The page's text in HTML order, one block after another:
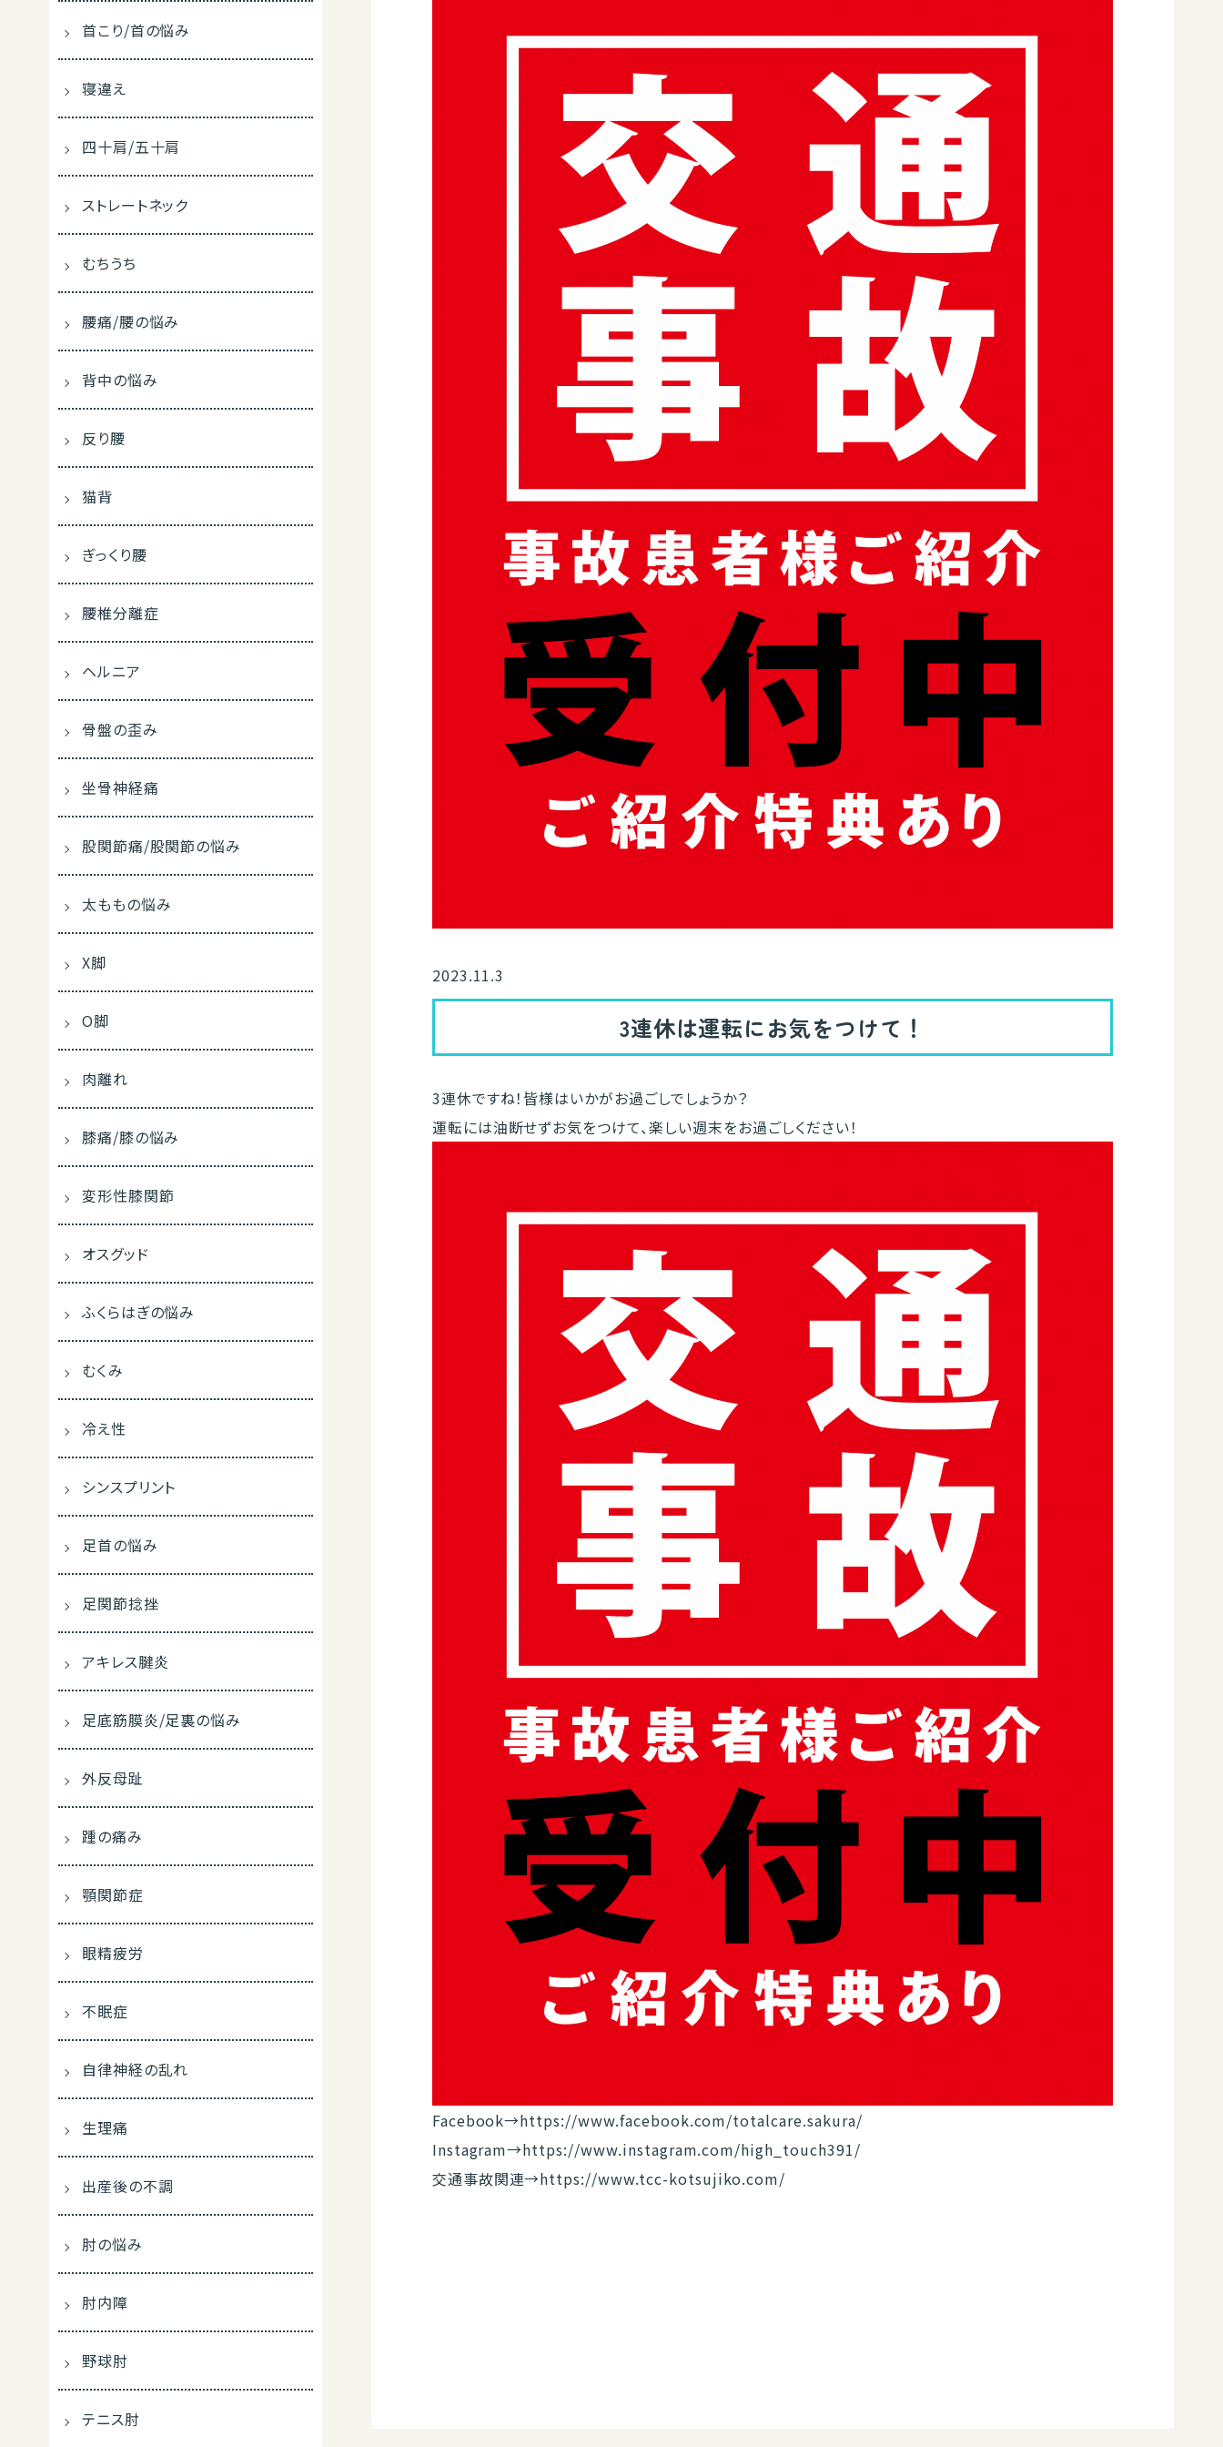
2023.11.3
3連休は運転にお気をつけて！
3連休ですね！皆様はいかがお過ごしでしょうか？
運転には油断せずお気をつけて、楽しい週末をお過ごしください！
Facebook→https://www.facebook.com/totalcare.sakura/
Instagram→https://www.instagram.com/high_touch391/
交通事故関連→https://www.tcc-kotsujiko.com/
首こり/首の悩み
寝違え
四十肩/五十肩
ストレートネック
むちうち
腰痛/腰の悩み
背中の悩み
反り腰
猫背
ぎっくり腰
腰椎分離症
ヘルニア
骨盤の歪み
坐骨神経痛
股関節痛/股関節の悩み
太ももの悩み
X脚
O脚
肉離れ
膝痛/膝の悩み
変形性膝関節
オスグッド
ふくらはぎの悩み
むくみ
冷え性
シンスプリント
足首の悩み
足関節捻挫
アキレス腱炎
足底筋膜炎/足裏の悩み
外反母趾
踵の痛み
顎関節症
眼精疲労
不眠症
自律神経の乱れ
生理痛
出産後の不調
肘の悩み
肘内障
野球肘
テニス肘